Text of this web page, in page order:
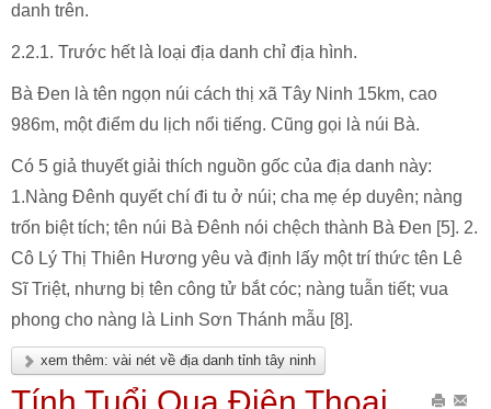
danh trên.
2.2.1. Trước hết là loại địa danh chỉ địa hình.
Bà Đen là tên ngọn núi cách thị xã Tây Ninh 15km, cao
986m, một điểm du lịch nổi tiếng. Cũng gọi là núi Bà.
Có 5 giả thuyết giải thích nguồn gốc của địa danh này:
1.Nàng Đênh quyết chí đi tu ở núi; cha mẹ ép duyên; nàng
trốn biệt tích; tên núi Bà Đênh nói chệch thành Bà Đen [5]. 2.
Cô Lý Thị Thiên Hương yêu và định lấy một trí thức tên Lê
Sĩ Triệt, nhưng bị tên công tử bắt cóc; nàng tuẫn tiết; vua
phong cho nàng là Linh Sơn Thánh mẫu [8].
xem thêm: vài nét về địa danh tỉnh tây ninh